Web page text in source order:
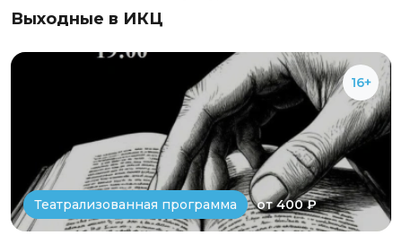
Выходные в ИКЦ
16+
Театрализованная программа от 400 ₽